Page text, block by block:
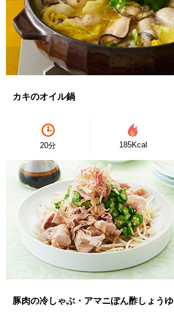
カキのオイル鍋
20分 185Kcal
豚肉の冷しゃぶ・アマニぽん酢しょうゆ